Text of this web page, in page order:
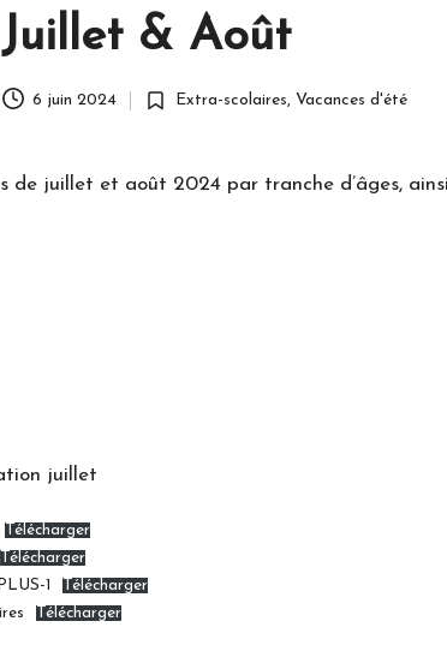
& Août
6 juin 2024
Posted
Extra-scolaires, Vacances d'été
de juillet et août 2024 par tranche d’âges,
juillet
Télécharger
Télécharger
1
Télécharger
Télécharger